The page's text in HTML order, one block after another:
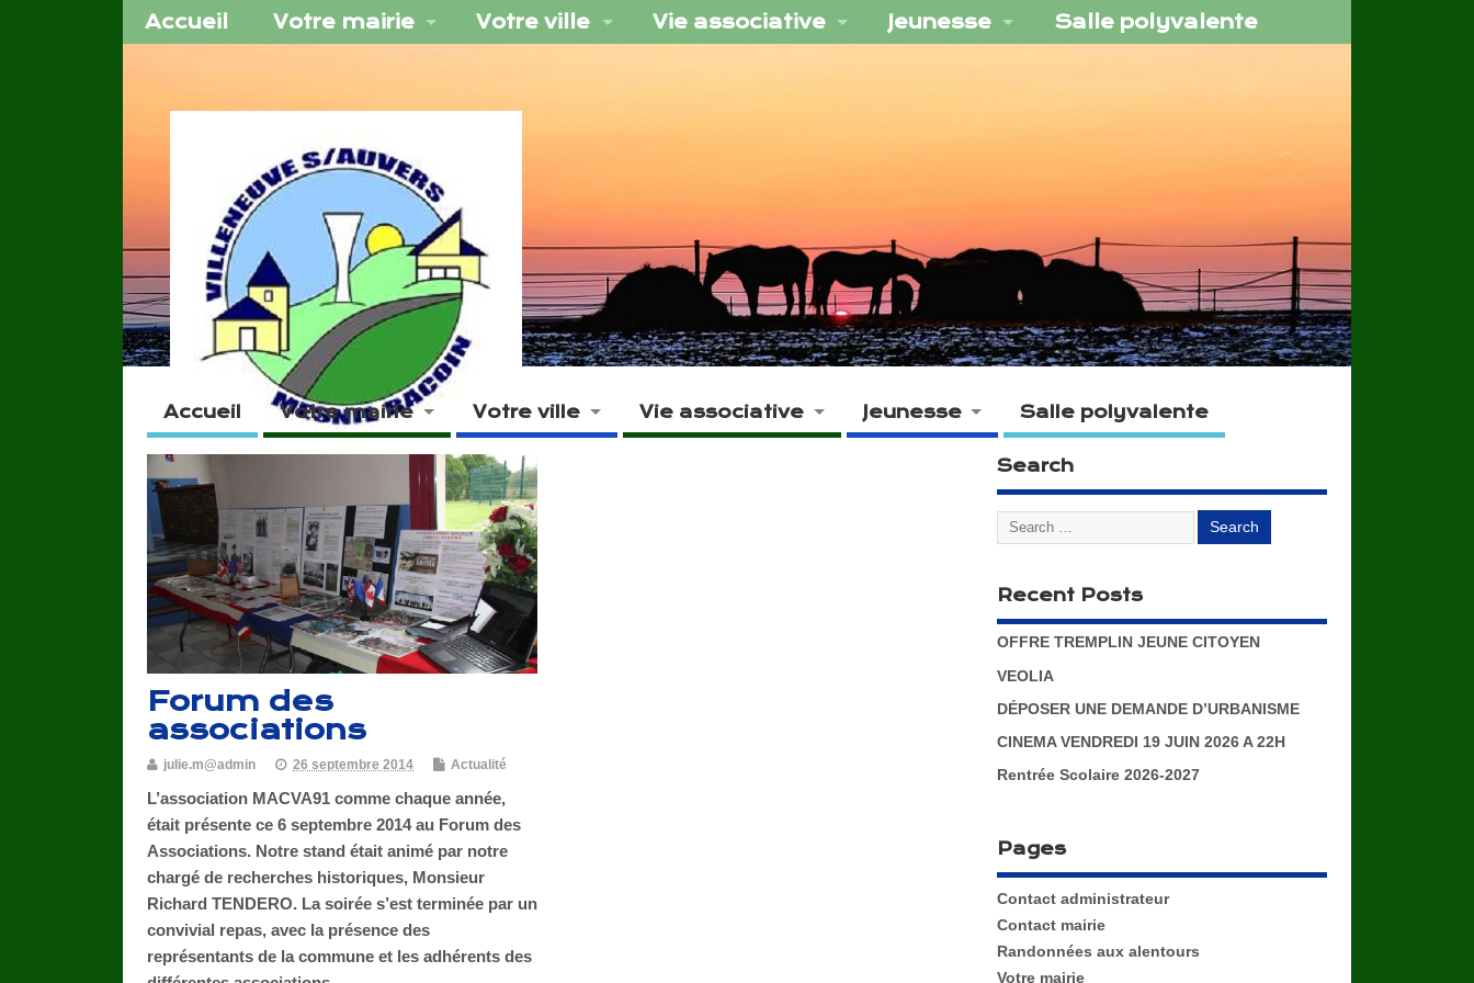
Accueil Votre mairie Votre ville Vie associative Jeunesse Salle polyvalente
Accueil Votre mairie Votre ville Vie associative Jeunesse Salle polyvalente
Forum des
associations
julie.m@admin 26 septembre 2014 Actualité
L’association MACVA91 comme chaque année,
était présente ce 6 septembre 2014 au Forum des
Associations. Notre stand était animé par notre
chargé de recherches historiques, Monsieur
Richard TENDERO. La soirée s’est terminée par un
convivial repas, avec la présence des
représentants de la commune et les adhérents des
Search
Recent Posts
OFFRE TREMPLIN JEUNE CITOYEN
VEOLIA
DÉPOSER UNE DEMANDE D’URBANISME
CINEMA VENDREDI 19 JUIN 2026 A 22H
Rentrée Scolaire 2026-2027
Pages
Contact administrateur
Contact mairie
Randonnées aux alentours
Votre mairie